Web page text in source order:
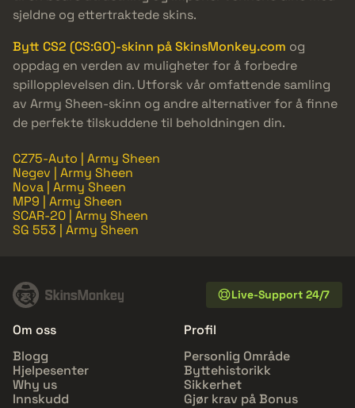
sjeldne og ettertraktede skins.
Bytt CS2 (CS:GO)-skinn på SkinsMonkey.com og
oppdag en verden av muligheter for å forbedre
spillopplevelsen din. Utforsk vår omfattende samling
av Army Sheen-skinn og andre alternativer for å finne
de perfekte tilskuddene til beholdningen din.
CZ75-Auto | Army Sheen
Negev | Army Sheen
Nova | Army Sheen
MP9 | Army Sheen
SCAR-20 | Army Sheen
SG 553 | Army Sheen
Live-Support 24/7
Om oss
Blogg
Hjelpesenter
Why us
Innskudd
Profil
Personlig Område
Byttehistorikk
Sikkerhet
Gjør krav på Bonus